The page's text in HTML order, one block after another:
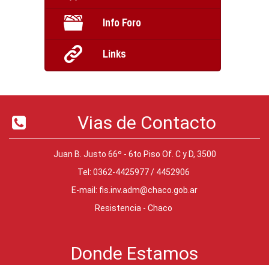
Info Foro
Links
Vias de Contacto
Juan B. Justo 66º - 6to Piso Of. C y D, 3500
Tel: 0362-4425977 / 4452906
E-mail: fis.inv.adm@chaco.gob.ar
Resistencia - Chaco
Donde Estamos